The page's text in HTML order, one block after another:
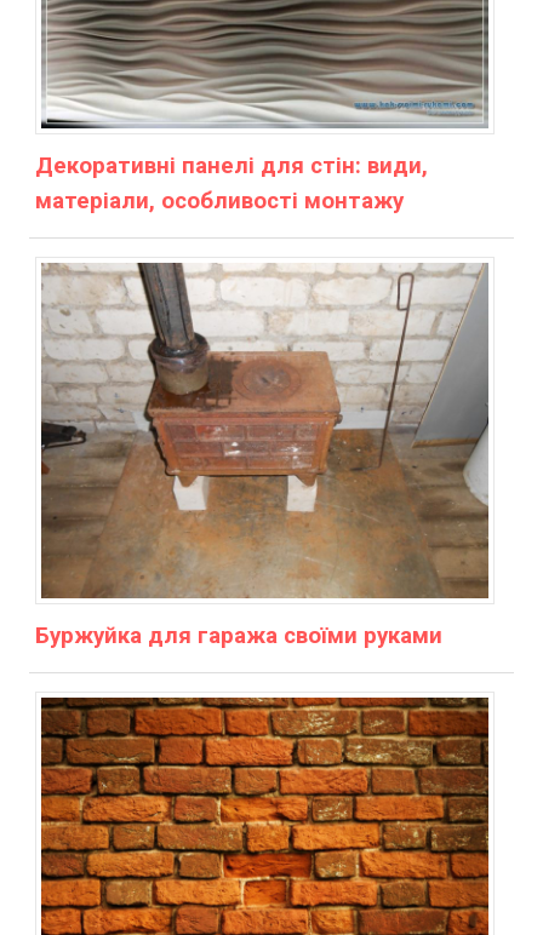
Декоративні панелі для стін: види,
матеріали, особливості монтажу
Буржуйка для гаража своїми руками